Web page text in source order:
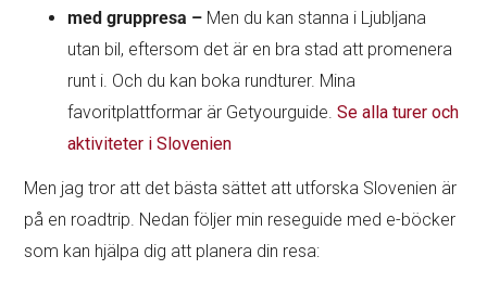
med gruppresa – Men du kan stanna i Ljubljana
utan bil, eftersom det är en bra stad att promenera
runt i. Och du kan boka rundturer. Mina
favoritplattformar är Getyourguide.Se alla turer och
aktiviteter i Slovenien
Men jag tror att det bästa sättet att utforska Slovenien är
på en roadtrip. Nedan följer min reseguide med e-böcker
som kan hjälpa dig att planera din resa: